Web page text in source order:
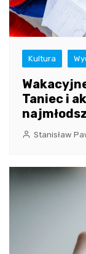
Kultura
Taniec i
Stanisław